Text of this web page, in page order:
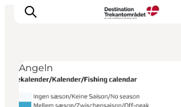
LEGOLAND® Billund Resort
Angeln